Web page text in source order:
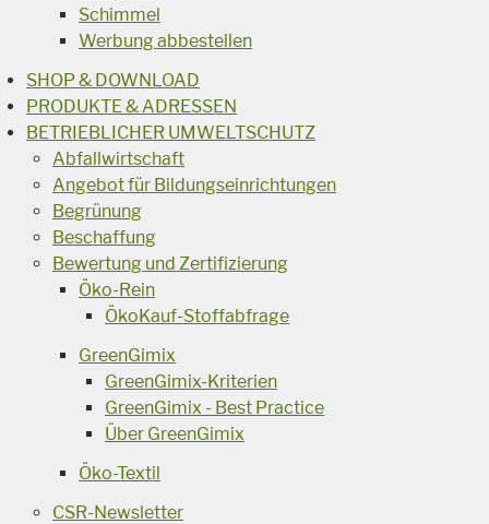
Schimmel
Werbung abbestellen
SHOP & DOWNLOAD
PRODUKTE & ADRESSEN
BETRIEBLICHER UMWELTSCHUTZ
Abfallwirtschaft
Angebot für Bildungseinrichtungen
Begrünung
Beschaffung
Bewertung und Zertifizierung
Öko-Rein
ÖkoKauf-Stoffabfrage
GreenGimix
GreenGimix-Kriterien
GreenGimix - Best Practice
Über GreenGimix
Öko-Textil
CSR-Newsletter